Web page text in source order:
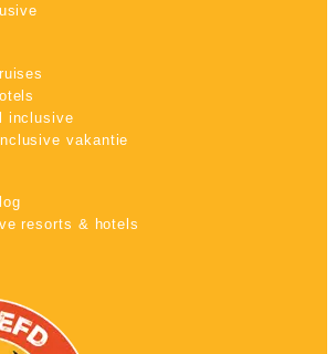
inclusive
vakantie
resorts & hotels